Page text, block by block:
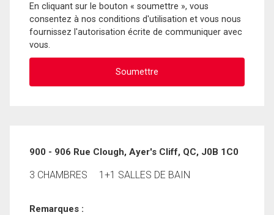
En cliquant sur le bouton « soumettre », vous
consentez à nos conditions d'utilisation et vous nous
fournissez l'autorisation écrite de communiquer avec
vous.
900 - 906 Rue Clough, Ayer's Cliff, QC, J0B 1C0
3 CHAMBRES 1+1 SALLES DE BAIN
Remarques :